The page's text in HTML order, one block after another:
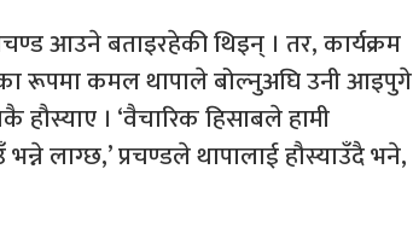
आउने बताइरहेकी थिइन् । तर, कार्यक्रम
रूपमा कमल थापाले बोल्नुअघि उनी आइपुगे
हौस्याए । ‘वैचारिक हिसाबले हामी
लाग्छ,’ प्रचण्डले थापालाई हौस्याउँदै भने,